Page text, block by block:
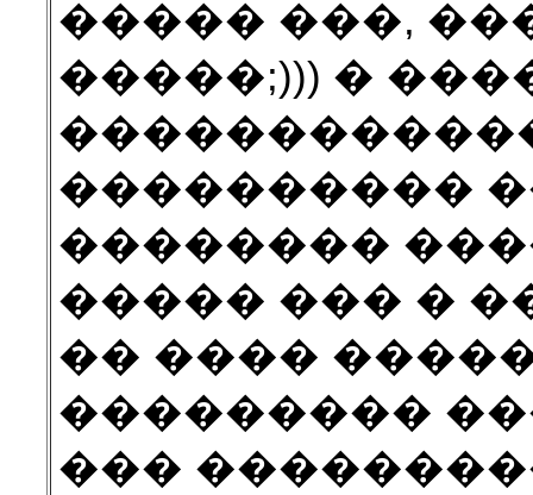
����� ���,
�����;))) �
����������
��������
����� ��� �
�� ����
���������
���